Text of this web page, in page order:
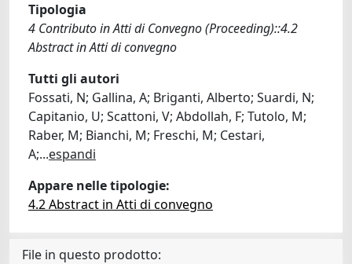
Tipologia
4 Contributo in Atti di Convegno (Proceeding)::4.2
Abstract in Atti di convegno
Tutti gli autori
Fossati, N; Gallina, A; Briganti, Alberto; Suardi, N;
Capitanio, U; Scattoni, V; Abdollah, F; Tutolo, M;
Raber, M; Bianchi, M; Freschi, M; Cestari,
A;...espandi
Appare nelle tipologie:
4.2 Abstract in Atti di convegno
File in questo prodotto: